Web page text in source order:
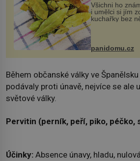
Všichni ho
i umělci si jím
kuchařky bez
nevíte, že
zmírnit některé
Obsahuje v
panidomu.cz
Během občanské války ve
podávaly proti únavě, nejvíce se ale
světové války.
Pervitin (perník, peří, piko, péčko,
Účinky: Absence únavy, hladu,